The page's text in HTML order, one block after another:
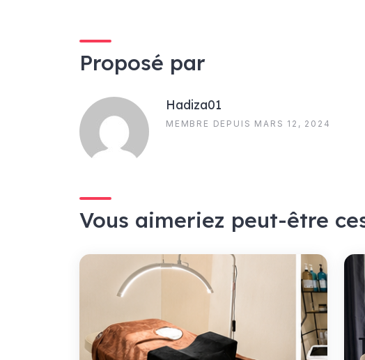
Proposé par
Hadiza01
MEMBRE DEPUIS MARS 12, 2024
Vous aimeriez peut-être